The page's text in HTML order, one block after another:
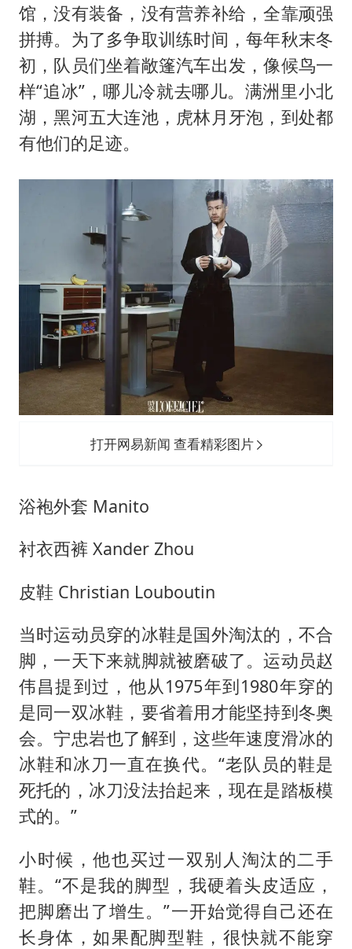
馆，没有装备，没有营养补给，全靠顽强
拼搏。为了多争取训练时间，每年秋末冬
初，队员们坐着敞篷汽车出发，像候鸟一
样“追冰”，哪儿冷就去哪儿。满洲里小北
湖，黑河五大连池，虎林月牙泡，到处都
有他们的足迹。
打开网易新闻 查看精彩图片
浴袍外套 Manito
衬衣西裤 Xander Zhou
皮鞋 Christian Louboutin
当时运动员穿的冰鞋是国外淘汰的，不合
脚，一天下来就脚就被磨破了。运动员赵
伟昌提到过，他从1975年到1980年穿的
是同一双冰鞋，要省着用才能坚持到冬奥
会。宁忠岩也了解到，这些年速度滑冰的
冰鞋和冰刀一直在换代。“老队员的鞋是
死托的，冰刀没法抬起来，现在是踏板模
式的。”
小时候，他也买过一双别人淘汰的二手
鞋。“不是我的脚型，我硬着头皮适应，
把脚磨出了增生。”一开始觉得自己还在
长身体，如果配脚型鞋，很快就不能穿